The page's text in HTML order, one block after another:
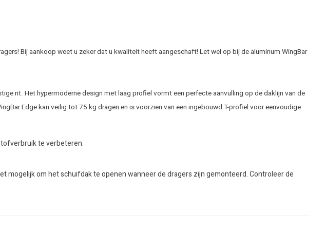
Bij aankoop weet u zeker dat u kwaliteit heeft aangeschaft! Let wel op bij de aluminum WingBar
rit. Het hypermoderne design met laag profiel vormt een perfecte aanvulling op de daklijn van de
Edge kan veilig tot 75 kg dragen en is voorzien van een ingebouwd T-profiel voor eenvoudige
te verbeteren.
mogelijk om het schuifdak te openen wanneer de dragers zijn gemonteerd. Controleer de